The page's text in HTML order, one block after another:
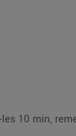
10 min,